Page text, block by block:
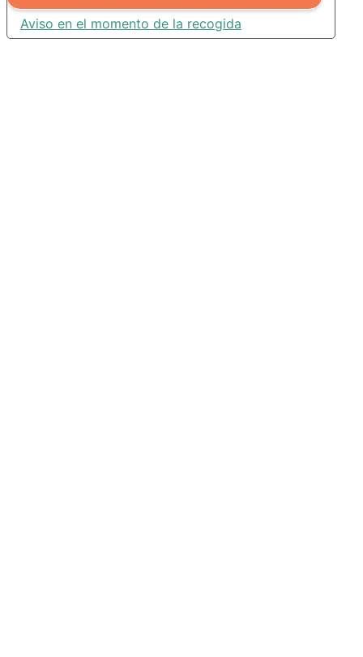
Aviso en el momento de la recogida